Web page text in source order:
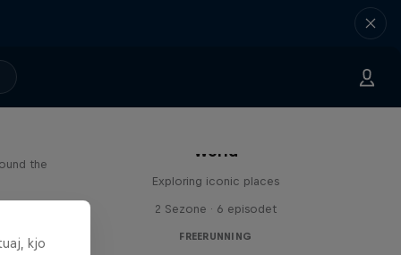
the
World
Exploring iconic places
2 Sezone · 6 episodet
FREERUNNING
kjo